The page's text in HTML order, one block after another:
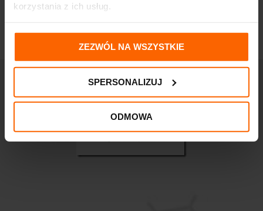
korzystania z ich usług.
ZEZWÓL NA WSZYSTKIE
SPERSONALIZUJ
ODMOWA